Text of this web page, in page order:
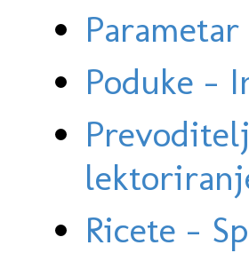
Poduke -
Ricete -